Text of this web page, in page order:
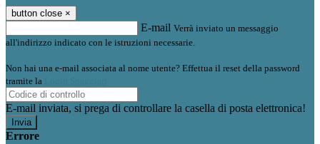
button close ×
E-mail Verrà inviato un messaggio
all'indirizzo indicato con le istruzioni necessarie.
Non hai una e-mail associata al nome utente? Effettua il reset della password
tramite la
E-mail inviata, si prega di controllare la casella di posta elettronica!
Errore